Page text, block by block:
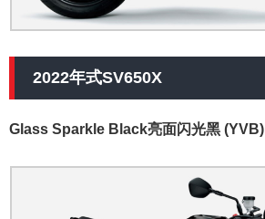
2022年式SV650X
Glass Sparkle Black亮面闪光黑 (YVB)